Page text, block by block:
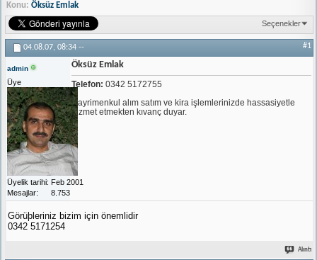
Konu: Öksüz Emlak
Seçenekler
04.08.07, 08:34 -- #1
admin
Üye
Üyelik tarihi Feb 2001
Mesajlar
8.753
Öksüz Emlak
Telefon: 0342 5172755
Gayrimenkul alım satım ve kira işlemlerinizde hassasiyetle
hizmet etmekten kıvanç duyar.
Görüþleriniz bizim için önemlidir
0342 5171254
Alıntı